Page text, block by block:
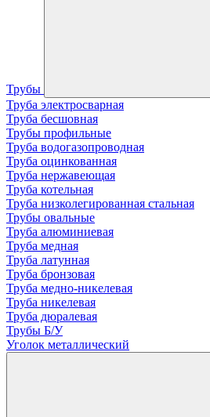
Трубы
Труба электросварная
Труба бесшовная
Трубы профильные
Труба водогазопроводная
Труба оцинкованная
Труба нержавеющая
Труба котельная
Труба низколегированная стальная
Трубы овальные
Труба алюминиевая
Труба медная
Труба латунная
Труба бронзовая
Труба медно-никелевая
Труба никелевая
Труба дюралевая
Трубы Б/У
Уголок металлический